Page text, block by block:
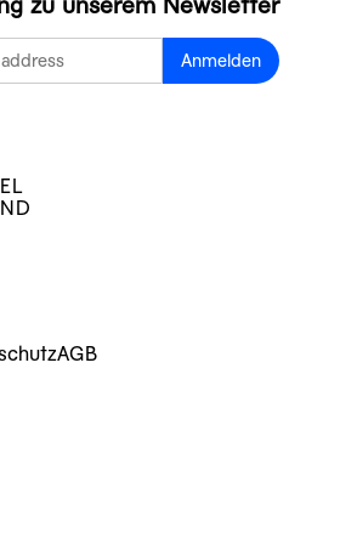
zu unserem Newsletter
Anmelden
AGB